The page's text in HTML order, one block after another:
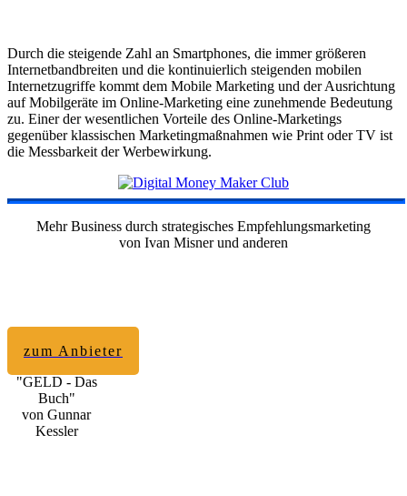
Durch die steigende Zahl an Smartphones, die immer größeren
Internetbandbreiten und die kontinuierlich steigenden mobilen
Internetzugriffe kommt dem Mobile Marketing und der Ausrichtung
auf Mobilgeräte im Online-Marketing eine zunehmende Bedeutung
zu. Einer der wesentlichen Vorteile des Online-Marketings
gegenüber klassischen Marketingmaßnahmen wie Print oder TV ist
die Messbarkeit der Werbewirkung.
Mehr Business durch strategisches Empfehlungsmarketing
von Ivan Misner und anderen
zum Anbieter
"GELD - Das
Buch"
von Gunnar
Kessler